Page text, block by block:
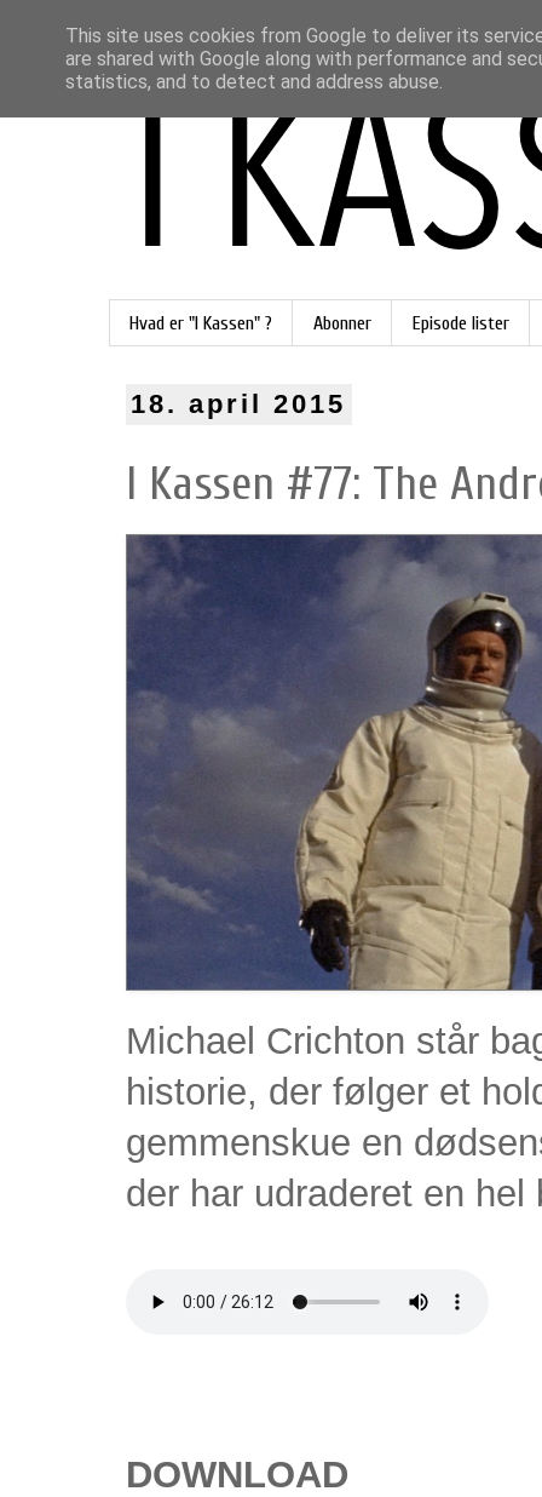
Hvad er "I Kassen" ? Abonner Episode lister
18. april 2015
I Kassen #77: The
Michael Crichton står
historie, der følger et
gemmenskue en
der har udraderet en hel
DOWNLOAD
This site uses cookies from Google to deliver its
are shared with Google along with performance and
statistics, and to detect and address abuse.